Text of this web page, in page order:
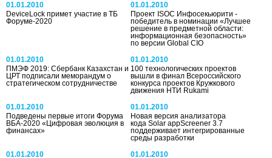
01.01.2010
DeviceLock примет участие в ТБ
Форуме-2020
01.01.2010
Проект ISOC Инфосекьюрити -
победитель в номинации «Лучшее
решение в предметной области:
информационная безопасность»
по версии Global CIO
01.01.2010
ПМЭФ 2019: Сбербанк Казахстан и
ЦРТ подписали меморандум о
стратегическом сотрудничестве
01.01.2010
100 технологических проектов
вышли в финал Всероссийского
конкурса проектов Кружкового
движения НТИ Rukami
01.01.2010
Подведены первые итоги Форума
ВБА-2020 «Цифровая эволюция в
финансах»
01.01.2010
Новая версия анализатора
кода Solar appScreener 3.7
поддерживает интегрированные
среды разработки
01.01.2010
01.01.2010